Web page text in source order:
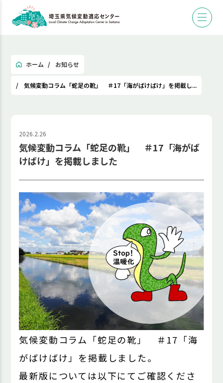
ホーム お知らせ
気候変動コラム「蛇足の靴」 ＃17「海がばけばけ」を掲載し...
2026.2.26
気候変動コラム「蛇足の靴」 ＃17「海がば
けばけ」を掲載しました
気候変動コラム「蛇足の靴」 ＃17「海
がばけばけ」を掲載しました。
最新版については以下にてご確認くださ